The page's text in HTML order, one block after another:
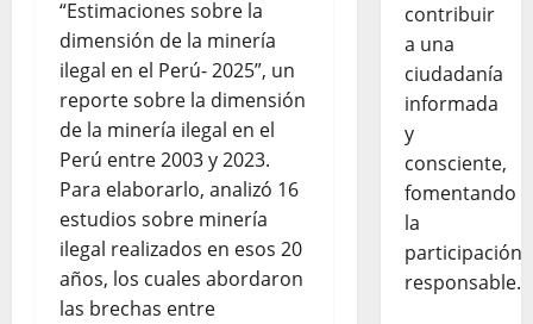
“Estimaciones sobre la
dimensión de la minería
ilegal en el Perú- 2025”, un
reporte sobre la dimensión
de la minería ilegal en el
Perú entre 2003 y 2023.
Para elaborarlo, analizó 16
estudios sobre minería
ilegal realizados en esos 20
años, los cuales abordaron
las brechas entre
contribuir
a una
ciudadanía
informada
y
consciente,
fomentando
la
participación
responsable.